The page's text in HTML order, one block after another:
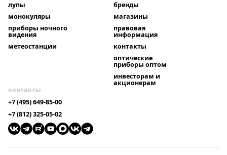
лупы
монокуляры
приборы ночного
видения
метеостанции
бренды
магазины
правовая
информация
контакты
оптические
приборы оптом
инвесторам и
акционерам
контакты
+7 (495) 649-85-00
+7 (812) 325-05-02